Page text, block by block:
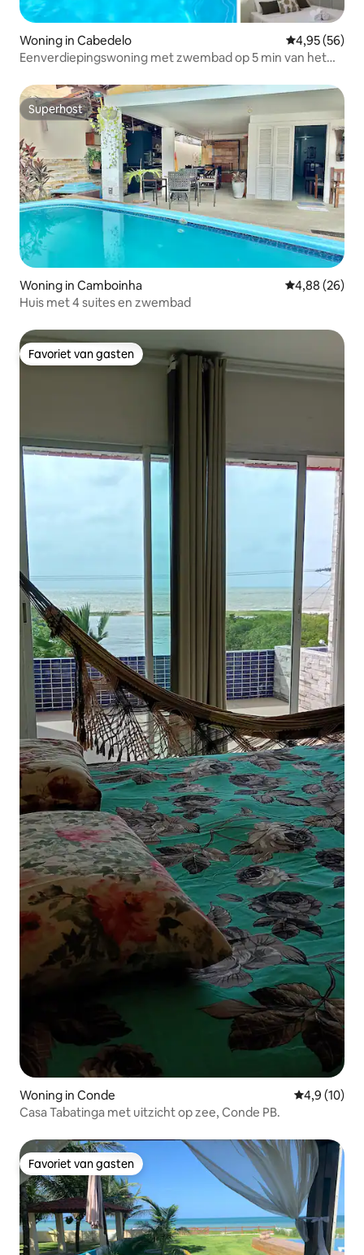
Woning in Cabedelo Gemiddelde
4,95 (56)
Eenverdiepingswoning met zwembad op 5 min van het
Superhost
Superhost
Woning in Camboinha Gemiddelde
4,88 (26)
Huis met 4 suites en zwembad
Favoriet van gasten
Favoriet van gasten
Woning in Conde
4,9 (10)
Casa Tabatinga met uitzicht op zee, Conde PB.
Favoriet van gasten
Favoriet van gasten